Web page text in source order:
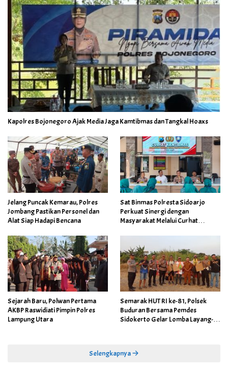
Kapolres Bojonegoro Ajak Media Jaga Kamtibmas dan Tangkal Hoaxs
Jelang Puncak Kemarau, Polres
Jombang Pastikan Personel dan
Alat Siap Hadapi Bencana
Sat Binmas Polresta Sidoarjo
Perkuat Sinergi dengan
Masyarakat Melalui Curhat
Sejarah Baru, Polwan Pertama
AKBP Raswidiati Pimpin Polres
Lampung Utara
Semarak HUT RI ke-81, Polsek
Buduran Bersama Pemdes
Sidokerto Gelar Lomba Layang-
Selengkapnya